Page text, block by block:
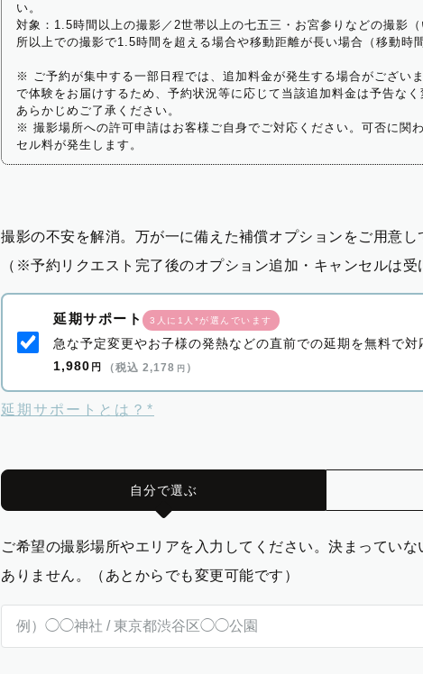
い。
対象：1.5時間以上の撮影／2世帯以上の七五三・お宮参りなどの撮影
所以上での撮影で1.5時間を超える場合や移動距離が長い場合（移動時
※ ご予約が集中する一部日程では、追加料金が発生する場合がござい
で体験をお届けするため、予約状況等に応じて当該追加料金は予告なく
あらかじめご了承ください。
※ 撮影場所への許可申請はお客様ご自身でご対応ください。可否に関
セル料が発生します。
撮影の不安を解消。万が一に備えた補償オプションをご用意し
（※予約リクエスト完了後のオプション追加・キャンセルは受
延期サポート 3人に1人*が選んでいます
急な予定変更やお子様の発熱などの直前での延期を無料で対
1,980 円 （税込 2,178 円 ）
延期サポートとは？*
自分で選ぶ
ご希望の撮影場所やエリアを入力してください。決まってい
ありません。（あとからでも変更可能です）